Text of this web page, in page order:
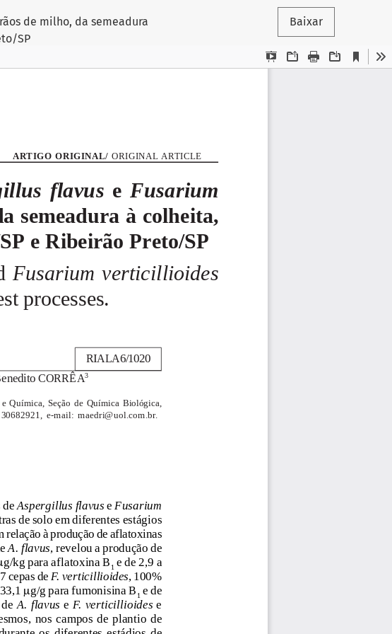
de milho, da semeadura
SP
Baixar